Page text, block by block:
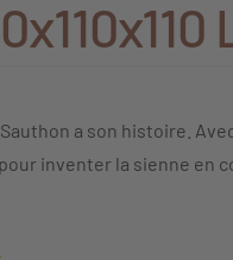
a son histoire.
inventer la sienne en